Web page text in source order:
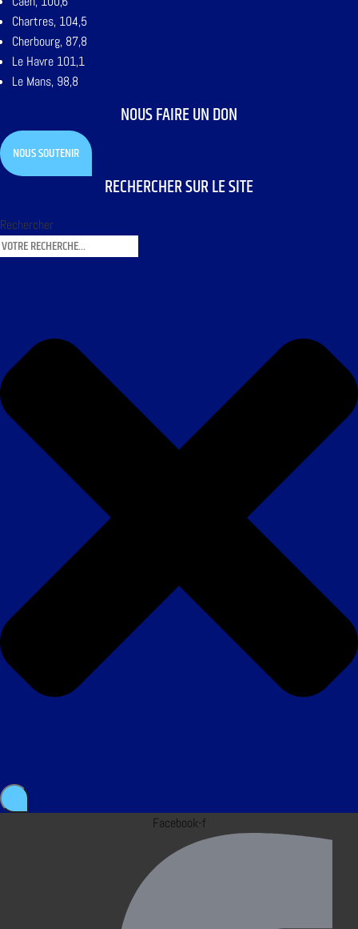
Chartres, 104,5
Cherbourg, 87,8
Le Havre 101,1
Le Mans, 98,8
NOUS FAIRE UN DON
NOUS SOUTENIR
RECHERCHER SUR LE SITE
Rechercher
Facebook-f